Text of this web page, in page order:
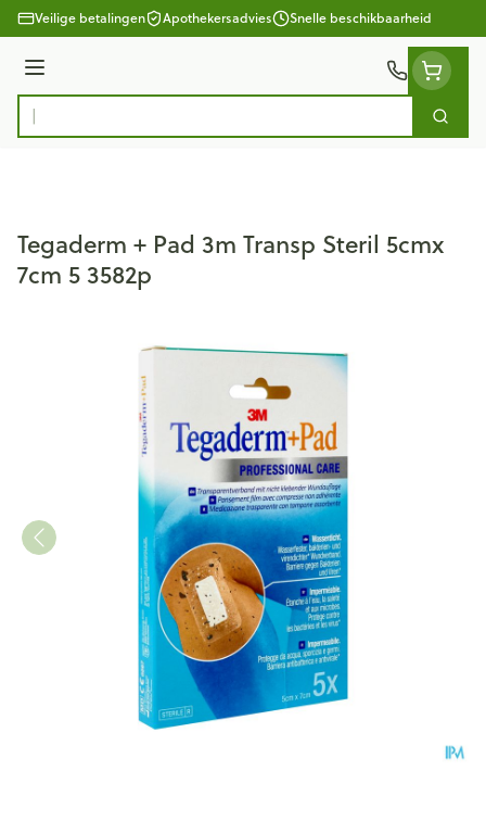
Ga naar de inhoud
Veilige betalingen Apothekersadvies Snelle beschikbaarheid
Menu
Product, merk, categorie...
Zoek
Tegaderm + Pad 3m Transp Steril 5cmx
7cm 5 3582p